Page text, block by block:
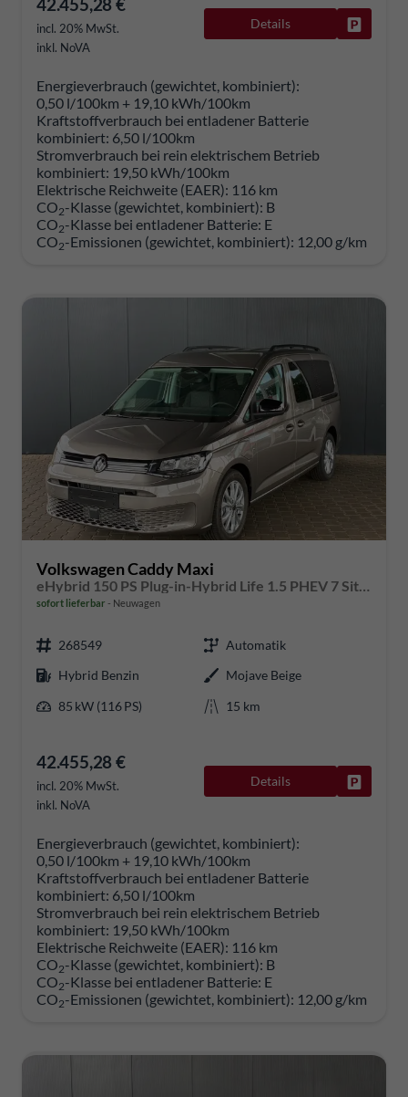
incl. 20% MwSt.
inkl. NoVA
Details
Energieverbrauch (gewichtet, kombiniert):
0,50 l/100km + 19,10 kWh/100km
Kraftstoffverbrauch bei entladener Batterie
kombiniert: 6,50 l/100km
Stromverbrauch bei rein elektrischem Betrieb
kombiniert: 19,50 kWh/100km
Elektrische Reichweite (EAER): 116 km
CO2-Klasse (gewichtet, kombiniert): B
CO2-Klasse bei entladener Batterie: E
CO2-Emissionen (gewichtet, kombiniert): 12,00 g/km
Volkswagen Caddy Maxi
eHybrid 150 PS Plug-in-Hybrid Life 1.5 PHEV 7 Sitze DSG
sofort lieferbar Neuwagen
268549
Automatik
Hybrid Benzin
Mojave Beige
85 kW (116 PS)
15 km
42.455,28 €
incl. 20% MwSt.
inkl. NoVA
Details
Energieverbrauch (gewichtet, kombiniert):
0,50 l/100km + 19,10 kWh/100km
Kraftstoffverbrauch bei entladener Batterie
kombiniert: 6,50 l/100km
Stromverbrauch bei rein elektrischem Betrieb
kombiniert: 19,50 kWh/100km
Elektrische Reichweite (EAER): 116 km
CO2-Klasse (gewichtet, kombiniert): B
CO2-Klasse bei entladener Batterie: E
CO2-Emissionen (gewichtet, kombiniert): 12,00 g/km